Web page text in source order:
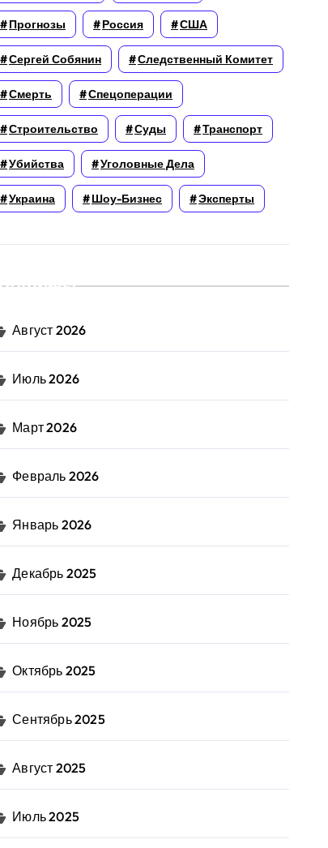
Прогнозы Россия США
Сергей Собянин Следственный Комитет
Смерть Спецоперации
Строительство Суды Транспорт
Убийства Уголовные Дела
Украина Шоу-Бизнес Эксперты
Архивы
Август 2026
Июль 2026
Март 2026
Февраль 2026
Январь 2026
Декабрь 2025
Ноябрь 2025
Октябрь 2025
Сентябрь 2025
Август 2025
Июль 2025